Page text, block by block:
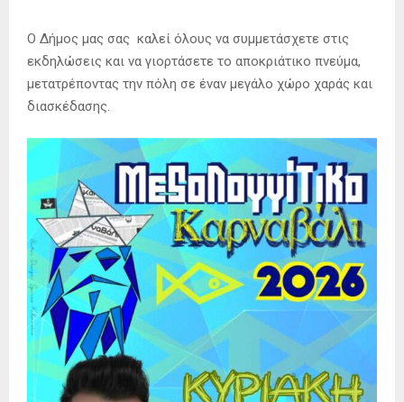
Ο Δήμος μας σας καλεί όλους να συμμετάσχετε στις
εκδηλώσεις και να γιορτάσετε το αποκριάτικο πνεύμα,
μετατρέποντας την πόλη σε έναν μεγάλο χώρο χαράς και
διασκέδασης.